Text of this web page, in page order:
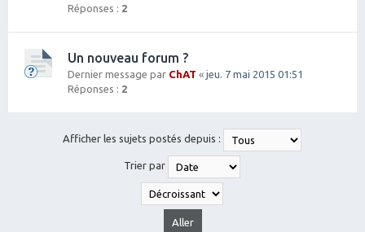
Réponses : 2
Un nouveau forum ?
Dernier message par ChAT « jeu. 7 mai 2015 01:51
Réponses : 2
Afficher les sujets postés depuis :
Trier par